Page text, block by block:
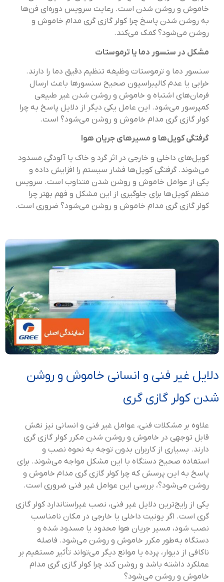
خاموش و روشن شدن است. رعایت سرویس دوره‌ای فن‌ها
به روشن شدن پاسخ چرا کولر گازی گری مدام خاموش و
روشن می‌شود؟ کمک می‌کند.
مشکل در سنسور دما یا ترموستات
سنسور دما و ترموستات وظیفه تنظیم دقیق دما را دارند.
خرابی یا عدم کالیبراسیون صحیح سنسورها باعث ارسال
فرمان‌های اشتباه و خاموش و روشن شدن غیر طبیعی
کمپرسور می‌شود. این عامل یکی دیگر از دلایل پاسخ به چرا
کولر گازی گری مدام خاموش و روشن می‌شود؟ است.
گرفتگی کویل‌ها و مسیرهای جریان هوا
کویل‌های داخلی و خارجی در اثر گرد و خاک یا آلودگی مسدود
می‌شوند. گرفتگی کویل‌ها فشار سیستم را افزایش داده و
یکی از عوامل خاموش و روشن شدن متناوب است. سرویس
منظم کویل‌ها برای جلوگیری از این مشکل و فهم بهتر چرا
کولر گازی گری مدام خاموش و روشن می‌شود؟ ضروری است.
دلایل غیر فنی و انسانی خاموش و روشن
شدن کولر گازی گری
علاوه بر مشکلات فنی، عوامل غیر فنی و انسانی نیز نقش
قابل توجهی در خاموش و روشن شدن مکرر کولر گازی گری
دارند. بسیاری از کاربران بدون توجه به نحوه نصب و
استفاده صحیح دستگاه با این مشکل مواجه می‌شوند. برای
پاسخ به این پرسش که چرا کولر گازی گری مدام خاموش و
روشن می‌شود؟، بررسی این عوامل غیر فنی ضروری است.
یکی از رایج‌ترین دلایل غیر فنی، نصب غیراستاندارد کولر گازی
گری است. اگر یونیت داخلی یا خارجی در مکان نامناسب
نصب شود، مسیر جریان هوا محدود یا مسدود شده و
دستگاه به‌طور مکرر خاموش و روشن می‌شود. فاصله
ناکافی از دیوار، پرده یا موانع دیگر می‌تواند تأثیر مستقیم بر
عملکرد داشته باشد و روشن کند چرا کولر گازی گری مدام
خاموش و روشن می‌شود؟